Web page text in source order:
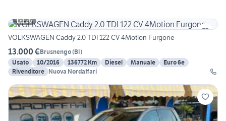
26
VOLKSWAGEN Caddy 2.0 TDI 122 CV 4Motion Furgone
13.000 €Brusnengo(BI)
Usato
10/2016 136772 Km Diesel Manuale
Euro 6e
Rivenditore Nuova Nordaffari